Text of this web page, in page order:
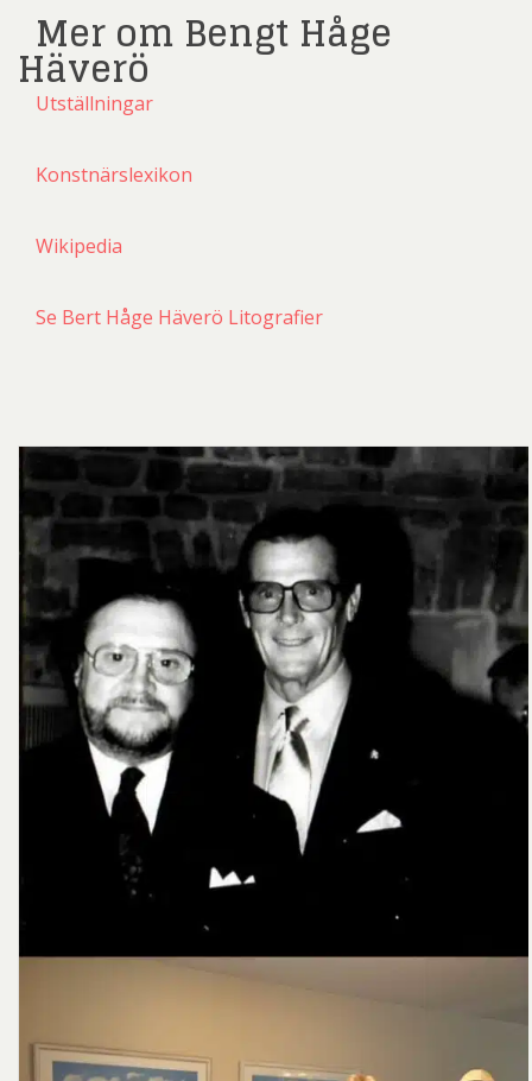
Mer om Bengt Håge
Häverö
Utställningar
Konstnärslexikon
Wikipedia
Se Bert Håge Häverö Litografier